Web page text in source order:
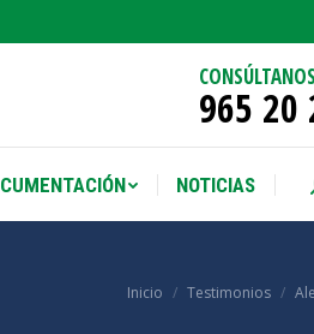
CONSÚLTANOS
965 20
NOTICIAS
Estás aquí:
Inicio Testimonios
NOTICIAS